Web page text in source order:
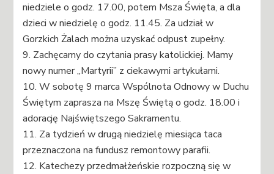
niedziele o godz. 17.00, potem Msza Święta, a dla
dzieci w niedzielę o godz. 11.45. Za udział w
Gorzkich Żalach można uzyskać odpust zupełny.
9. Zachęcamy do czytania prasy katolickiej. Mamy
nowy numer „Martyrii” z ciekawymi artykułami.
10. W sobotę 9 marca Wspólnota Odnowy w Duchu
Świętym zaprasza na Mszę Świętą o godz. 18.00 i
adorację Najświętszego Sakramentu.
11. Za tydzień w drugą niedzielę miesiąca taca
przeznaczona na fundusz remontowy parafii.
12. Katechezy przedmałżeńskie rozpoczną się w